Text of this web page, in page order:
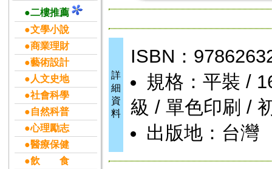
●二樓推薦
●文學小說
●商業理財
●藝術設計
●人文史地
●社會科學
●自然科普
●心理勵志
●醫療保健
●飲 食
詳
細
資
料
ISBN：
規格：平裝 /
級 / 單色印刷 /
出版地：台灣